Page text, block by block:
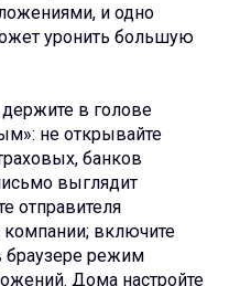
и одно
уронить большую
в голове
не открывайте
банков
выглядит
отправителя
включите
браузере режим
Дома настройте